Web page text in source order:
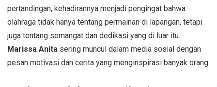
pertandingan, kehadirannya menjadi pengingat bahwa
olahraga tidak hanya tentang permainan di lapangan, tetapi
juga tentang semangat dan dedikasi yang di luar itu.
Marissa Anita sering muncul dalam media sosial dengan
pesan motivasi dan cerita yang menginspirasi banyak orang.